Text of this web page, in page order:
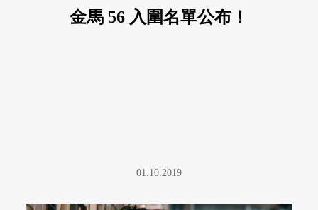
金馬 56 入圍名單公布！
01.10.2019